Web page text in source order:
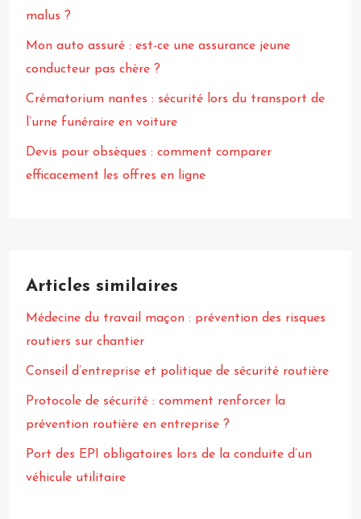
malus ?
Mon auto assuré : est-ce une assurance jeune
conducteur pas chère ?
Crématorium nantes : sécurité lors du transport de
l’urne funéraire en voiture
Devis pour obsèques : comment comparer
efficacement les offres en ligne
Articles similaires
Médecine du travail maçon : prévention des risques
routiers sur chantier
Conseil d’entreprise et politique de sécurité routière
Protocole de sécurité : comment renforcer la
prévention routière en entreprise ?
Port des EPI obligatoires lors de la conduite d’un
véhicule utilitaire